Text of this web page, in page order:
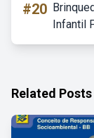
#20
Infantil
Related Posts